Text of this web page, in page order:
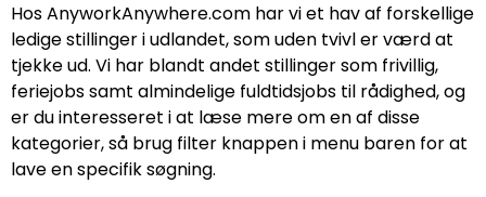
Hos AnyworkAnywhere.com har vi et hav af forskellige
ledige stillinger i udlandet, som uden tvivl er værd at
tjekke ud. Vi har blandt andet stillinger som frivillig,
feriejobs samt almindelige fuldtidsjobs til rådighed, og
er du interesseret i at læse mere om en af disse
kategorier, så brug filter knappen i menu baren for at
lave en specifik søgning.